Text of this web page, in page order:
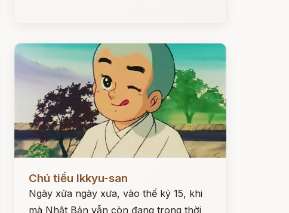
Chú tiểu Ikkyu-san
Ngày xửa ngày xưa, vào thế kỷ 15, khi
mà Nhật Bản vẫn còn đang trong thời